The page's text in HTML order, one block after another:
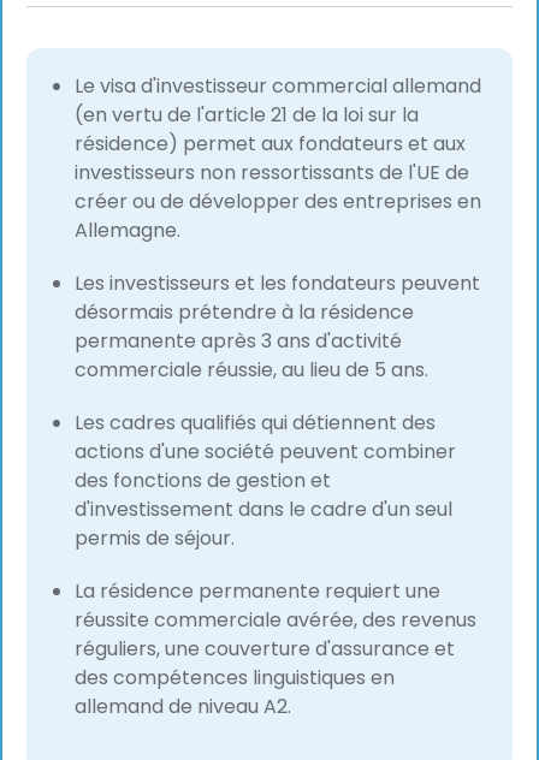
Le visa d'investisseur commercial allemand
(en vertu de l'article 21 de la loi sur la
résidence) permet aux fondateurs et aux
investisseurs non ressortissants de l'UE de
créer ou de développer des entreprises en
Allemagne.
Les investisseurs et les fondateurs peuvent
désormais prétendre à la résidence
permanente après 3 ans d'activité
commerciale réussie, au lieu de 5 ans.
Les cadres qualifiés qui détiennent des
actions d'une société peuvent combiner
des fonctions de gestion et
d'investissement dans le cadre d'un seul
permis de séjour.
La résidence permanente requiert une
réussite commerciale avérée, des revenus
réguliers, une couverture d'assurance et
des compétences linguistiques en
allemand de niveau A2.